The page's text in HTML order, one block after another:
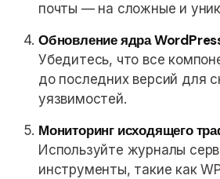
почты — на сложные и
Обновление ядра
Убедитесь, что все
до последних версий для
уязвимостей.
Мониторинг исходящего
Используйте журналы
инструменты, такие как